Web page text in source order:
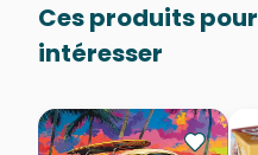
Ces produits
intéresser